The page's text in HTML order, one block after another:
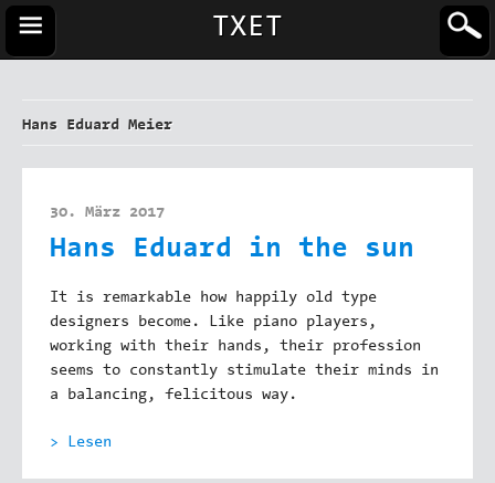
TXET
Hans Eduard Meier
30. März 2017
Hans Eduard in the sun
It is remarkable how happily old type
designers become. Like piano players,
working with their hands, their profession
seems to constantly stimulate their minds in
a balancing, felicitous way.
> Lesen